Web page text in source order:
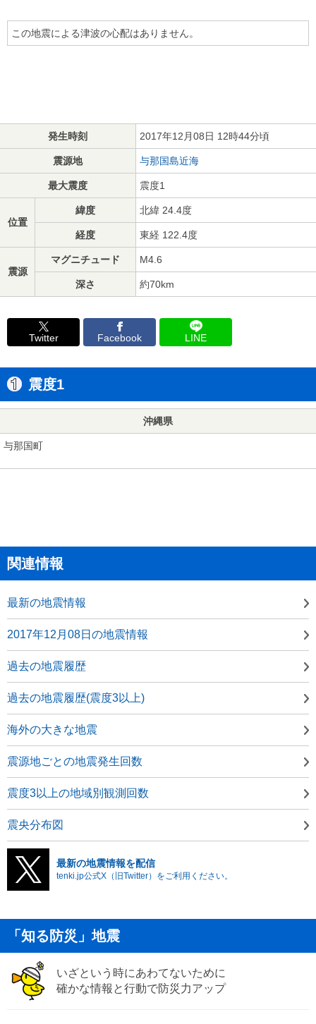
この地震による津波の心配はありません。
発生時刻 2017年12月08日 12時44分頃
震源地 与那国島近海
最大震度 震度1
位置
緯度 北緯 24.4度
経度 東経 122.4度
震源
マグニチュード M4.6
深さ 約70km
Twitter Facebook LINE
震度1
沖縄県
与那国町
関連情報
最新の地震情報
2017年12月08日の地震情報
過去の地震履歴
過去の地震履歴(震度3以上)
海外の大きな地震
震源地ごとの地震発生回数
震度3以上の地域別観測回数
震央分布図
最新の地震情報を配信
tenki.jp公式X（旧Twitter）をご利用ください。
「知る防災」地震
いざという時にあわてないために
確かな情報と行動で防災力アップ